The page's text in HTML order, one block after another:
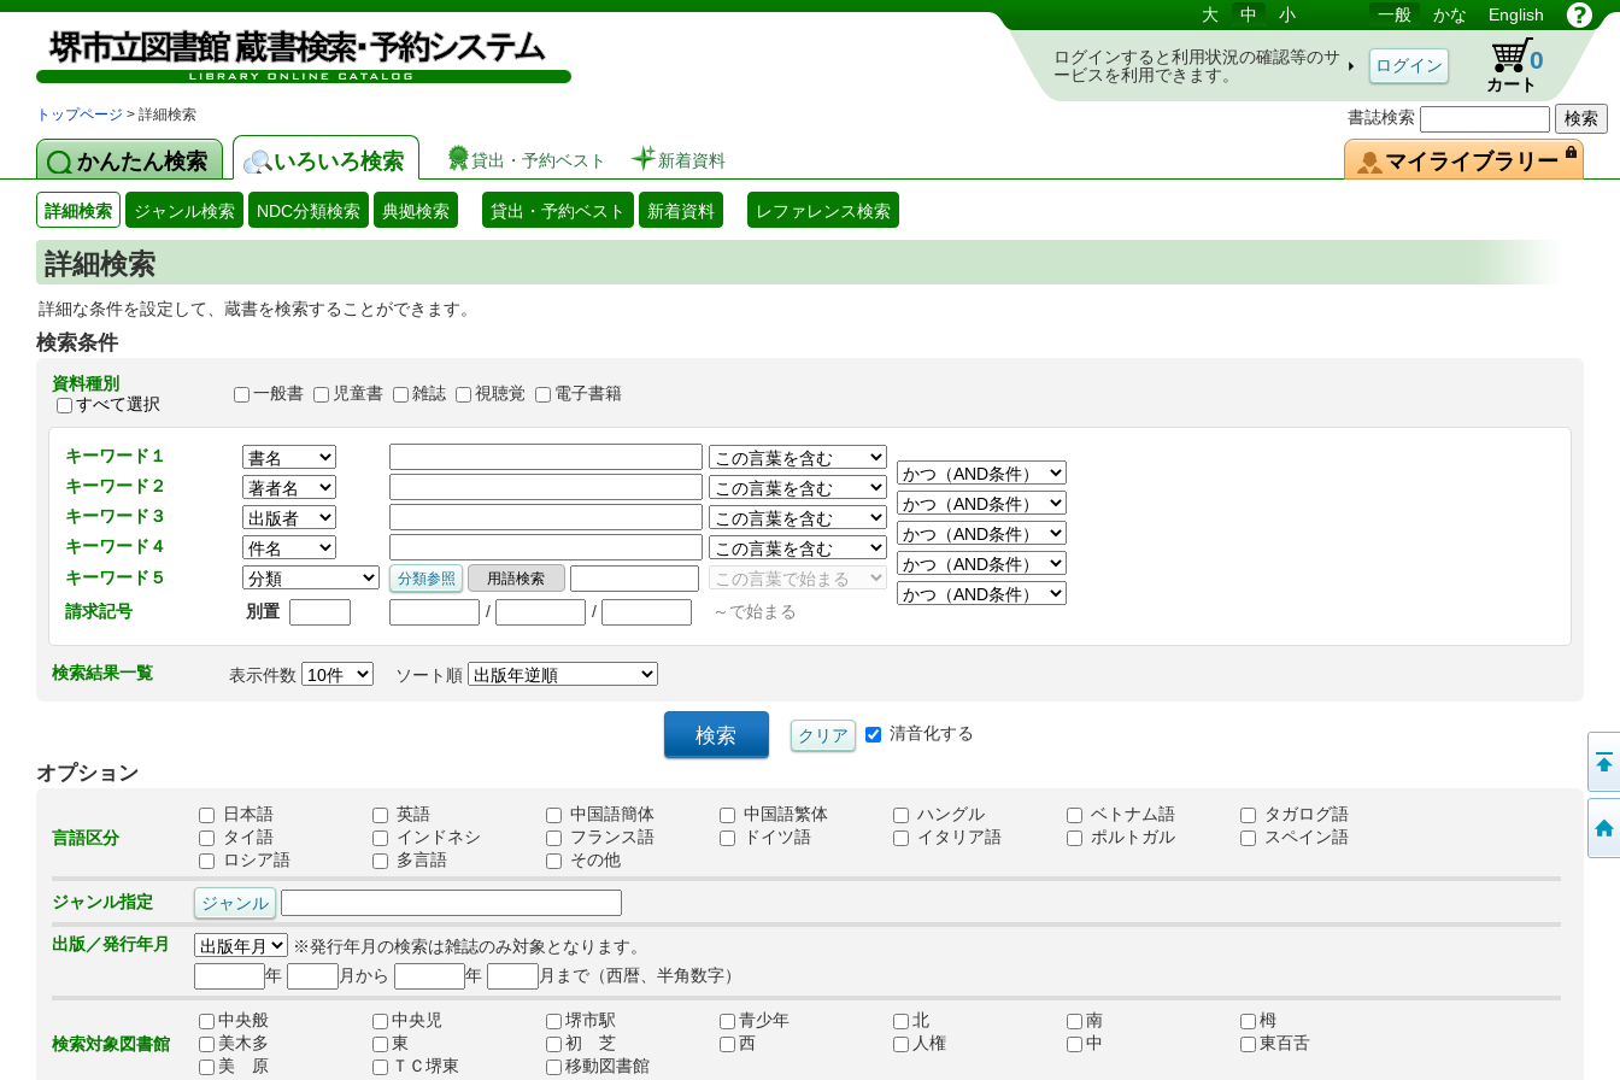
図書館 蔵書検索・予約システム
書誌検索
大 中 小 一般 かな English
ログインすると利用状況の確認等のサ
ービスを利用できます。
カート
0
トップページ > 詳細検索
かんたん検索 いろいろ検索 貸出・予約ベスト 新着資料 マイライブラリー
詳細検索 ジャンル検索 NDC分類検索 典拠検索 貸出・予約ベスト 新着資料 レファレンス検索
詳細検索
詳細な条件を設定して、蔵書を検索することができます。
検索条件
資料種別
すべて選択
一般書 児童書 雑誌 視聴覚 電子書籍
キーワード１
キーワード２
キーワード３
キーワード４
キーワード５
請求記号
別置 / / ～で始まる
検索結果一覧 表示件数 ソート順
清音化する
オプション
言語区分
日本語 英語 中国語簡体 中国語繁体 ハングル ベトナム語
タガログ語
タイ語
インドネシ フランス語 ドイツ語 イタリア語 ポルトガル
スペイン語
ロシア語
多言語 その他
ジャンル指定
出版／発行年月
※発行年月の検索は雑誌のみ対象となります。
年
月から 年 月まで（西暦、半角数字）
検索対象図書館
中央般 中央児 堺市駅 青少年 北 南
栂
美木多
東 初 芝 西 人権 中
東百舌
美 原
ＴＣ堺東 移動図書館